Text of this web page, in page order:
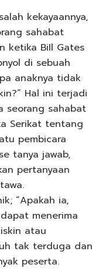
kekayaannya,
sahabat
ketika BiIl Gates
di sebuah
anaknya tidak
Hal ini terjadi
seorang sahabat
Serikat tentang
pembicara
tanya jawab,
pertanyaan
“Apakah ia,
menerima
atau
tak terduga dan
peserta.